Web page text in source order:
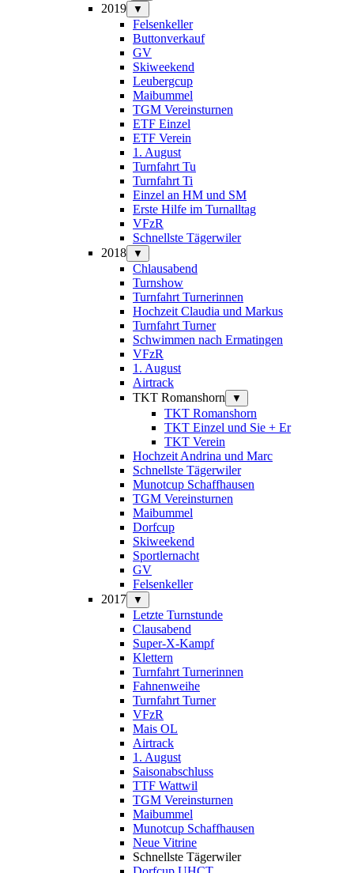
2019 ▼
Felsenkeller
Buttonverkauf
GV
Skiweekend
Leubergcup
Maibummel
TGM Vereinsturnen
ETF Einzel
ETF Verein
1. August
Turnfahrt Tu
Turnfahrt Ti
Einzel an HM und SM
Erste Hilfe im Turnalltag
VFzR
Schnellste Tägerwiler
2018
▼
Chlausabend
Turnshow
Turnfahrt Turnerinnen
Hochzeit Claudia und Markus
Turnfahrt Turner
Schwimmen nach Ermatingen
VFzR
1. August
Airtrack
TKT Romanshorn
▼
TKT Romanshorn
TKT Einzel und Sie + Er
TKT Verein
Hochzeit Andrina und Marc
Schnellste Tägerwiler
Munotcup Schaffhausen
TGM Vereinsturnen
Maibummel
Dorfcup
Skiweekend
Sportlernacht
GV
Felsenkeller
2017
▼
Letzte Turnstunde
Clausabend
Super-X-Kampf
Klettern
Turnfahrt Turnerinnen
Fahnenweihe
Turnfahrt Turner
VFzR
Mais OL
Airtrack
1. August
Saisonabschluss
TTF Wattwil
TGM Vereinsturnen
Maibummel
Munotcup Schaffhausen
Neue Vitrine
Schnellste Tägerwiler